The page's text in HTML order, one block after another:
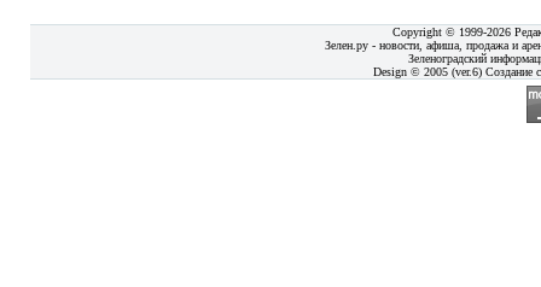
Copyright © 1999-2026
Зелен.ру - новости, афиша, продажа и
Зеленоградский
Design © 2005 (ver.6) Создание